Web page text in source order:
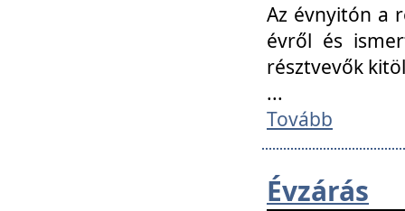
Az évnyitón a
évről és
résztvevők
...
Tovább
Évzárás